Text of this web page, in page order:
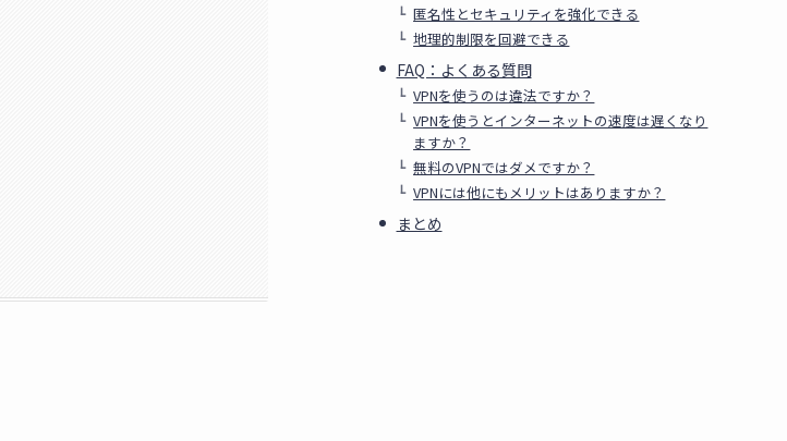
匿名性とセキュリティを強化できる
地理的制限を回避できる
FAQ：よくある質問
VPNを使うのは違法ですか？
VPNを使うとインターネットの速度は遅くなり
ますか？
無料のVPNではダメですか？
VPNには他にもメリットはありますか？
まとめ